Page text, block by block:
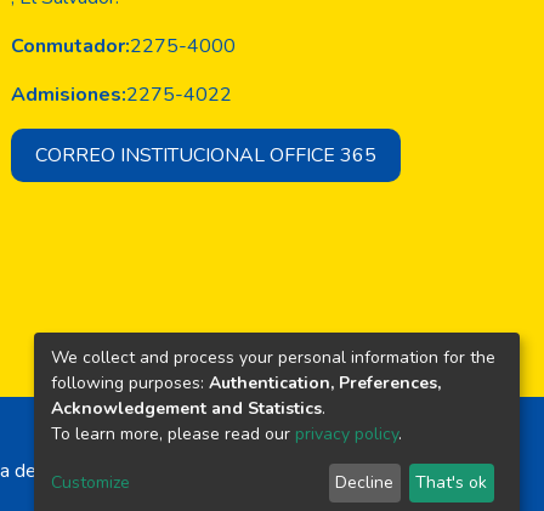
Conmutador:2275-4000
Admisiones:2275-4022
CORREO INSTITUCIONAL OFFICE 365
El Salvador
We collect and process your personal information for the
following purposes: Authentication, Preferences,
Acknowledgement and Statistics.
To learn more, please read our privacy policy.
Customize Decline That's ok